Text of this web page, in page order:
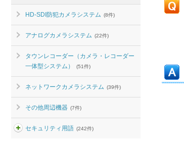
HD-SDI防犯カメラシステム (8件)
アナログカメラシステム (22件)
タウンレコーダー（カメラ・レコーダー
一体型システム）
(51件)
ネットワークカメラシステム (39件)
その他周辺機器 (7件)
セキュリティ用語 (242件)